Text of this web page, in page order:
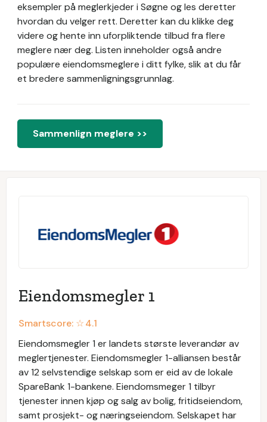
eksempler på meglerkjeder i Søgne og les deretter
hvordan du velger rett. Deretter kan du klikke deg
videre og hente inn uforpliktende tilbud fra flere
meglere nær deg. Listen inneholder også andre
populære eiendomsmeglere i ditt fylke, slik at du får
et bredere sammenligningsgrunnlag.
Sammenlign meglere >>
Eiendomsmegler 1
Smartscore: ☆4.1
Eiendomsmegler 1 er landets største leverandør av
meglertjenester. Eiendomsmegler 1-alliansen består
av 12 selvstendige selskap som er eid av de lokale
SpareBank 1-bankene. Eiendomsmeger 1 tilbyr
tjenester innen kjøp og salg av bolig, fritidseiendom,
samt prosjekt- og næringseiendom. Selskapet har